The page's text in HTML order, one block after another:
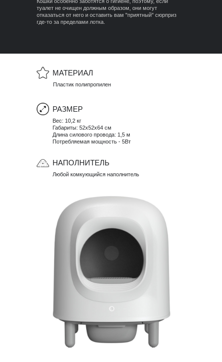
туалет не очищен должным образом, они могут
отказаться от него и оставить вам "приятный" сюрприз
где-то за пределами лотка.
Вес: 10,2 кг
Габариты: 52x52x64 см
Длина силового провода: 1,5 м
Потребляемая мощность - 5Вт
РАЗМЕР
Пластик полипропилен
МАТЕРИАЛ
Любой комкующийся наполнитель
НАПОЛНИТЕЛЬ